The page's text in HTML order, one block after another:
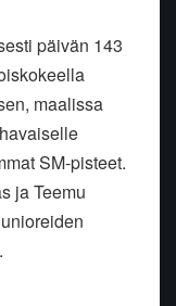
päivän 143
maalissa
SM-pisteet.
ja Teemu